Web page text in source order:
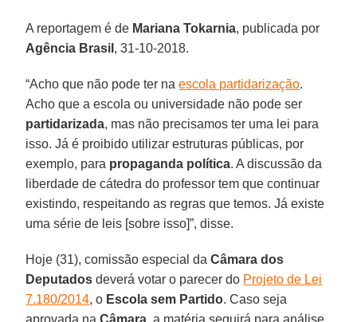
A reportagem é de Mariana Tokarnia, publicada por
Agência Brasil , 31-10-2018.
“Acho que não pode ter naescola partidarização.
Acho que a escola ou universidade não pode ser
partidarizada, mas não precisamos ter uma lei para
isso. Já é proibido utilizar estruturas públicas, por
exemplo, para propaganda política. A discussão da
liberdade de cátedra do professor tem que continuar
existindo, respeitando as regras que temos. Já existe
uma série de leis [sobre isso]”, disse.
Hoje (31), comissão especial daCâmara dos
Deputados deverá votar o parecer do Projeto de Lei
7.180/2014, o Escola sem Partido. Caso seja
aprovada naCâmara, a matéria seguirá para análise